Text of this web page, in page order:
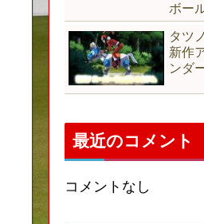
ボー
タツ
新作
ンダ
最近のコメント
コメントなし